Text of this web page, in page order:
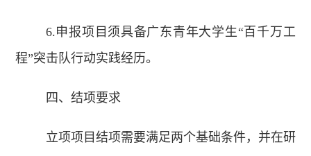
6.申报项目须具备广东青年大学生“百千万工
程”突击队行动实践经历。
四、结项要求
立项项目结项需要满足两个基础条件，并在研